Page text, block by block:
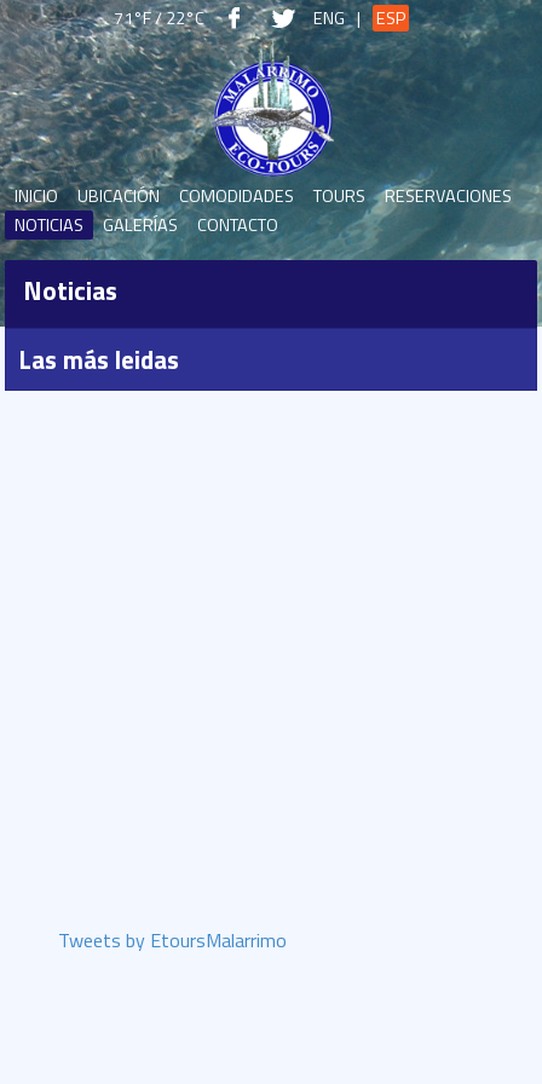
71°F / 22°C ENG | ESP
INICIO UBICACIÓN COMODIDADES TOURS
RESERVACIONES
NOTICIAS
GALERÍAS CONTACTO
Noticias
Las más leidas
Tweets by EtoursMalarrimo